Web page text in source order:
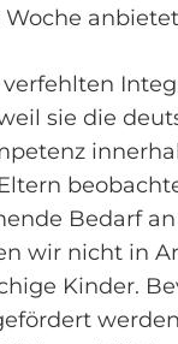
verfehlten
sie die
Bedarf
wir nicht in
Kinder.